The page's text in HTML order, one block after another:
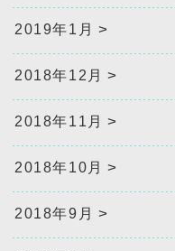
2019年1月
2018年12月
2018年11月
2018年10月
2018年9月